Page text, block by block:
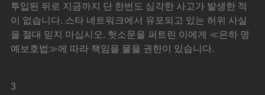
투입된 뒤로 지금까지 단 한번도 심각한 사고가 발생한 적
이 없습니다. 스타 네트워크에서 유포되고 있는 허위 사실
을 절대 믿지 마십시오. 헛소문을 퍼트린 이에게 ≪은하 명
예보호법≫에 따라 책임을 물을 권한이 있습니다.
3